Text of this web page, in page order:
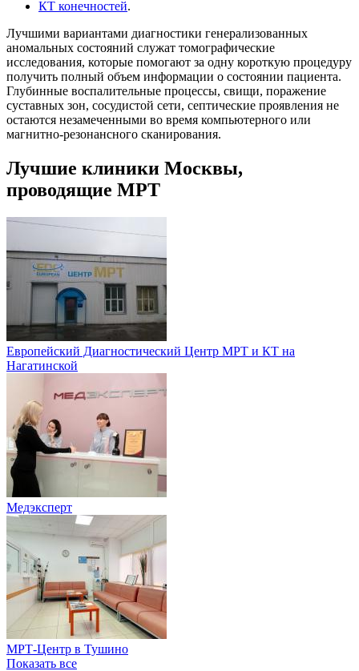
КТ конечностей.
Лучшими вариантами диагностики генерализованных
аномальных состояний служат томографические
исследования, которые помогают за одну короткую процедуру
получить полный объем информации о состоянии пациента.
Глубинные воспалительные процессы, свищи, поражение
суставных зон, сосудистой сети, септические проявления не
остаются незамеченными во время компьютерного или
магнитно-резонансного сканирования.
Лучшие клиники Москвы,
проводящие МРТ
Европейский Диагностический Центр МРТ и КТ на
Нагатинской
Медэксперт
МРТ-Центр в Тушино
Показать все